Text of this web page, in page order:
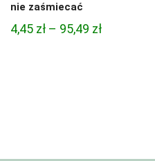
nie zaśmiecać
4,45 zł – 95,49 złZakres